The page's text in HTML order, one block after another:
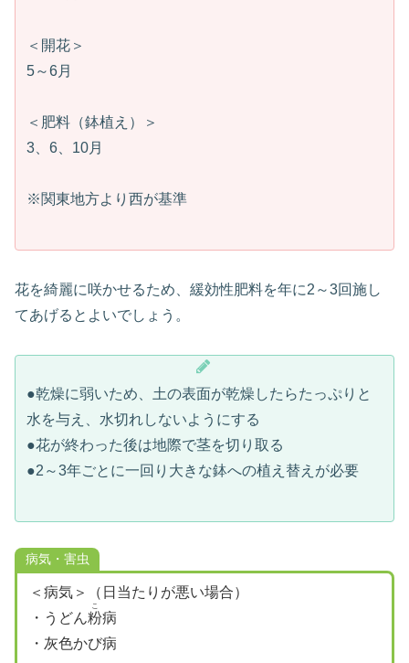
＜開花＞
5～6月
＜肥料（鉢植え）＞
3、6、10月
※関東地方より西が基準
花を綺麗に咲かせるため、緩効性肥料を年に2～3回施し
てあげるとよいでしょう。
●乾燥に弱いため、土の表面が乾燥したらたっぷりと
水を与え、水切れしないようにする
●花が終わった後は地際で茎を切り取る
●2～3年ごとに一回り大きな鉢への植え替えが必要
病気・害虫
＜病気＞（日当たりが悪い場合）
・うどん粉
こ
病
・灰色かび病